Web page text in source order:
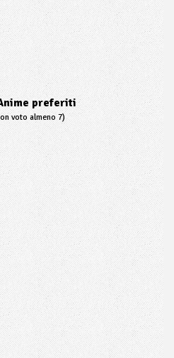
preferiti
voto almeno 7)